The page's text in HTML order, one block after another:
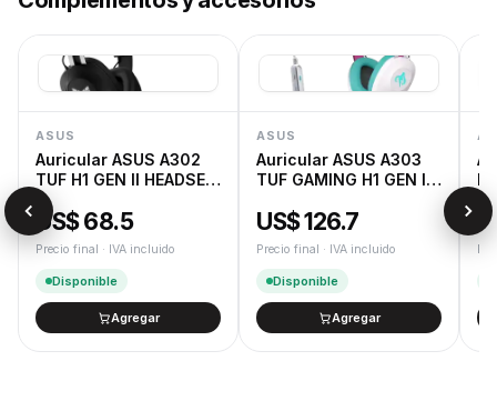
ASUS
Auricular ASUS A302
TUF H1 GEN II HEADSET
NA
US$ 68.5
Precio final · IVA incluido
Disponible
Agregar
ASUS
Auricular ASUS A303
TUF GAMING H1 GEN II
EDITION
US$ 126.7
Precio final · IVA incluido
Disponible
Agregar